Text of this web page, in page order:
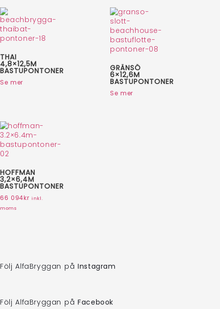
THAI
4,8×12,5M
BASTUPONTONER
Se mer
GRÄNSÖ
6×12,6M
BASTUPONTONER
Se mer
HOFFMAN
3,2×6,4M
BASTUPONTONER
66 094kr inkl.
moms
Följ AlfaBryggan på Instagram
Följ AlfaBryggan på Facebook